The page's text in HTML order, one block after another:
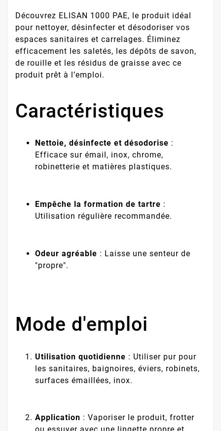
Découvrez ELISAN 1000 PAE, le produit idéal
pour nettoyer, désinfecter et désodoriser vos
espaces sanitaires et carrelages. Éliminez
efficacement les saletés, les dépôts de savon,
de rouille et les résidus de graisse avec ce
produit prêt à l’emploi.
Caractéristiques
Nettoie, désinfecte et désodorise :
Efficace sur émail, inox, chrome,
robinetterie et matières plastiques.
Empêche la formation de tartre :
Utilisation régulière recommandée.
Odeur agréable : Laisse une senteur de
"propre".
Mode d'emploi
Utilisation quotidienne : Utiliser pur pour
les sanitaires, baignoires, éviers, robinets,
surfaces émaillées, inox.
Application : Vaporiser le produit, frotter